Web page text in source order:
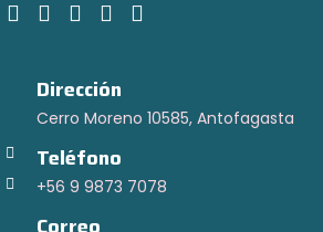
Dirección
Cerro Moreno 10585, Antofagasta
Teléfono
+56 9 9873 7078